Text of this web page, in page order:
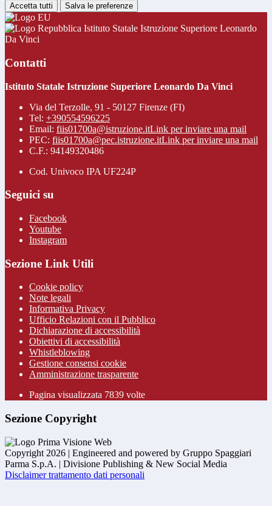
Accetta tutti Salva le preferenze
Istituto Statale Istruzione Superiore Leonardo
Da Vinci
Contatti
Istituto Statale Istruzione Superiore Leonardo Da Vinci
Via del Terzolle, 91 - 50127 Firenze (FI)
Tel: +390554596225
Email: fiis01700a@istruzione.itLink per inviare una mail
PEC: fiis01700a@pec.istruzione.itLink per inviare una mail
C.F.: 94149320486
Cod. Univoco IPA UF224P
Seguici su
Facebook
Youtube
Instagram
Sezione Link Utili
Cookie policy
Note legali
Informativa Privacy
Ufficio Relazioni con il Pubblico
Dichiarazione di accessibilità
Obiettivi di accessibilità
Whistleblowing
Gestione consensi cookie
Amministrazione trasparente
Pagina visualizzata 7839 volte
Sezione Copyright
Copyright 2026 | Engineered and powered by Gruppo Spaggiari
Parma S.p.A. | Divisione Publishing & New Social Media
Disclaimer trattamento dati personali